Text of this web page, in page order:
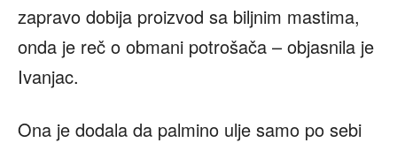
zapravo dobija proizvod sa biljnim mastima,
onda je reč o obmani potrošača – objasnila je
Ivanjac.
Ona je dodala da palmino ulje samo po sebi